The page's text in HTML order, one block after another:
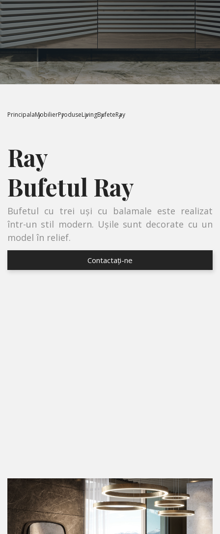
PrincipalaMobilierProduseLivingBufeteRay
Ray
Bufetul Ray
Bufetul cu trei uși cu balamale este realizat
într-un stil modern. Ușile sunt decorate cu un
model în relief.
Contactați-ne